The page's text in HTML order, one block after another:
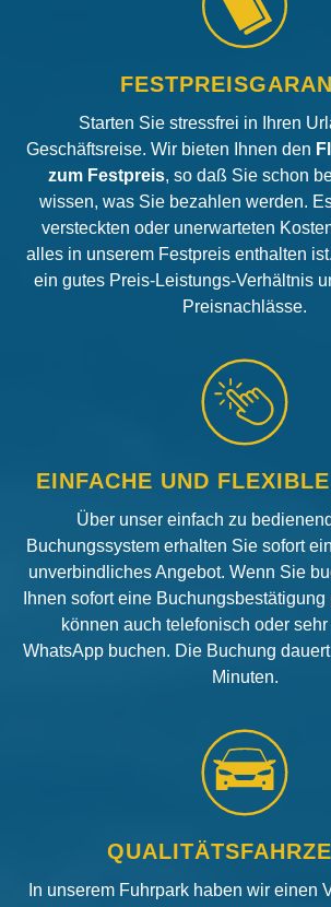
Starten Sie stressfrei in Ihren
Geschäftsreise. Wir bieten Ihnen den
zum Festpreis, so daß Sie schon
wissen, was Sie bezahlen werden.
versteckten oder unerwarteten
alles in unserem Festpreis enthalten
ein gutes Preis-Leistungs-Verhältnis
Preisnachlässe.
EINFACHE UND
Über unser einfach zu
Buchungssystem erhalten Sie sofort
unverbindliches Angebot. Wenn Sie
Ihnen sofort eine
können auch telefonisch oder
WhatsApp buchen. Die Buchung
Minuten.
In unserem Fuhrpark haben wir einen